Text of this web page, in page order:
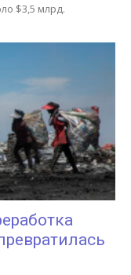
$3,5 млрд.